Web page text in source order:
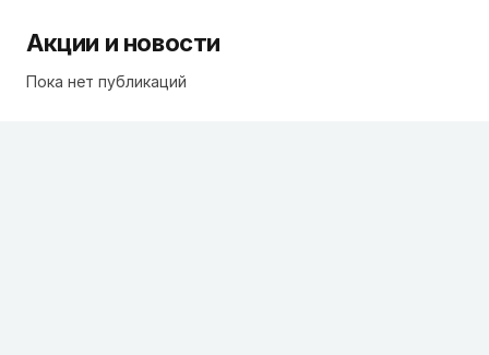
Акции и новости
Пока нет публикаций